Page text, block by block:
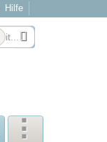
Hilfe